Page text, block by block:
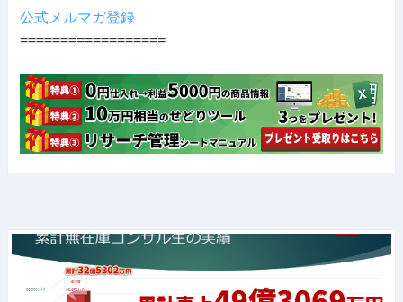
公式メルマガ登録
==================